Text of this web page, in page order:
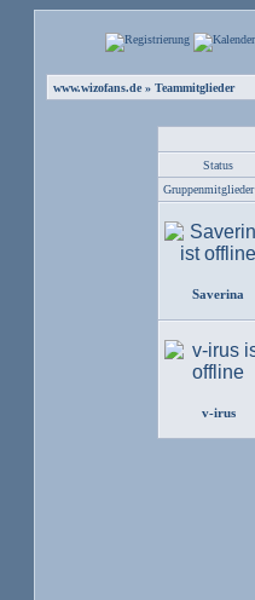
www.wizofans.de » Teammitglieder
Status
Gruppenmitglieder
Saverina
v-irus